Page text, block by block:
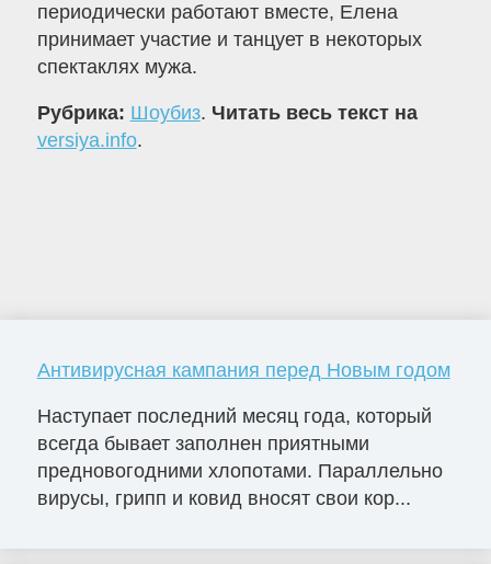
периодически работают вместе, Елена
принимает участие и танцует в некоторых
спектаклях мужа.
Рубрика: Шоубиз. Читать весь текст на
versiya.info.
Антивирусная кампания перед Новым годом
Наступает последний месяц года, который
всегда бывает заполнен приятными
предновогодними хлопотами. Параллельно
вирусы, грипп и ковид вносят свои кор...